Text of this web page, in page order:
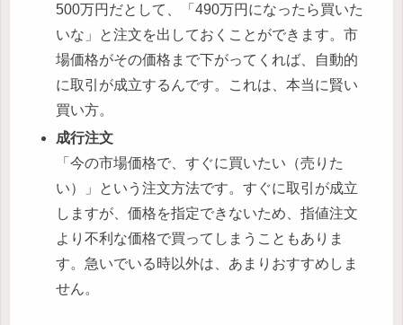
500万円だとして、「490万円になったら買いた
いな」と注文を出しておくことができます。市
場価格がその価格まで下がってくれば、自動的
に取引が成立するんです。これは、本当に賢い
買い方。
成行注文
「今の市場価格で、すぐに買いたい（売りた
い）」という注文方法です。すぐに取引が成立
しますが、価格を指定できないため、指値注文
より不利な価格で買ってしまうこともありま
す。急いでいる時以外は、あまりおすすめしま
せん。